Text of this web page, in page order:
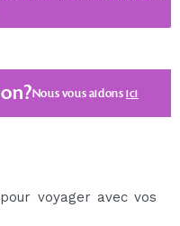
Nous vous aidonsici
voyager avec vos